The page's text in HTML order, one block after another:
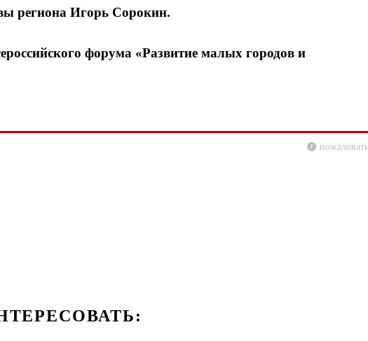
региона Игорь Сорокин.
форума «Развитие малых городов и